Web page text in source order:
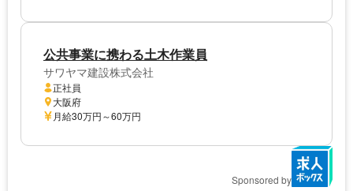
公共事業に携わる土木作業員
サワヤマ建設株式会社
正社員
大阪府
月給30万円～60万円
Sponsored by